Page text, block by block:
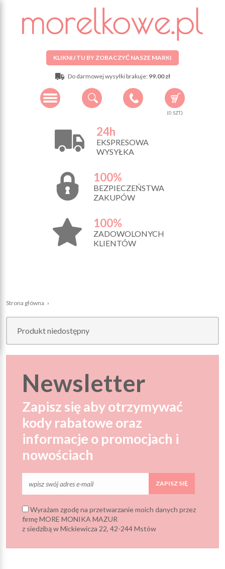
KLIKNIJ TU BY ZOBACZYĆ NASZE MARKI
Do darmowej wysyłki brakuje: 99.00 zł
(0 SZT.)
24h
EKSPRESOWA
WYSYŁKA
100%
BEZPIECZEŃSTWA
ZAKUPÓW
100%
ZADOWOLONYCH
KLIENTÓW
Strona główna ›
Produkt niedostępny
Newsletter
Zapisz się aby otrzymywać
kody rabatowe oraz
informacje o promocjach i
nowościach
ZAPISZ SIĘ
Wyrażam zgodę na przetwarzanie moich danych przez
firmę MORE MONIKA MAZUR
z siedzibą w Mickiewicza 22, 42-244 Mstów